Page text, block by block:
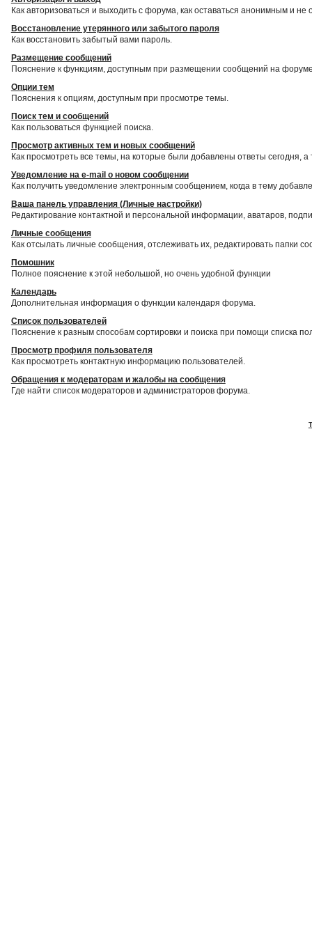
Как авторизоваться и выходить с форума, как оставаться анонимным и
Восстановление утерянного или забытого пароля
Как восстановить забытый вами пароль.
Размещение сообщений
Пояснение к функциям, доступным при размещении сообщений на
Опции тем
Пояснения к опциям, доступным при просмотре темы.
Поиск тем и сообщений
Как пользоваться функцией поиска.
Просмотр активных тем и новых сообщений
Как просмотреть все темы, на которые были добавлены ответы сегодня,
Уведомление на е-mail о новом сообщении
Как получить уведомление электронным сообщением, когда в тему
Ваша панель управления (Личные настройки)
Редактирование контактной и персональной информации, аватаров,
Личные сообщения
Как отсылать личные сообщения, отслеживать их, редактировать папки
Помошник
Полное пояснение к этой небольшой, но очень удобной функции
Календарь
Дополнительная информация о функции календаря форума.
Список пользователей
Пояснение к разным способам сортировки и поиска при помощи списка
Просмотр профиля пользователя
Как просмотреть контактную информацию пользователей.
Обращения к модераторам и жалобы на сообщения
Где найти список модераторов и администраторов форума.